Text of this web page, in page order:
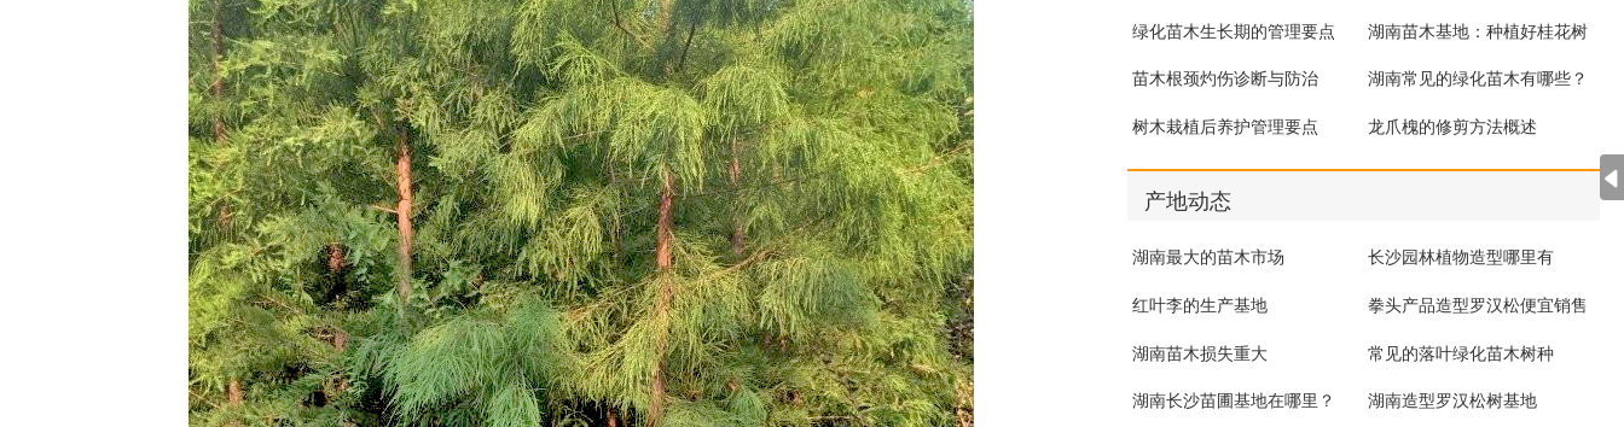
绿化苗木生长期的管理要点
湖南苗木基地：种植好桂花树
苗木根颈灼伤诊断与防治
湖南常见的绿化苗木有哪些？
树木栽植后养护管理要点 龙爪槐的修剪方法概述
产地动态
湖南最大的苗木市场 长沙园林植物造型哪里有
红叶李的生产基地 拳头产品造型罗汉松便宜销售
湖南苗木损失重大 常见的落叶绿化苗木树种
湖南长沙苗圃基地在哪里？ 湖南造型罗汉松树基地